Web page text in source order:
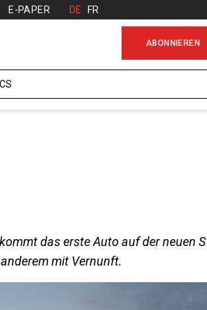
E-PAPER DE FR
ABONNIEREN
das erste Auto auf der neuen
mit Vernunft.